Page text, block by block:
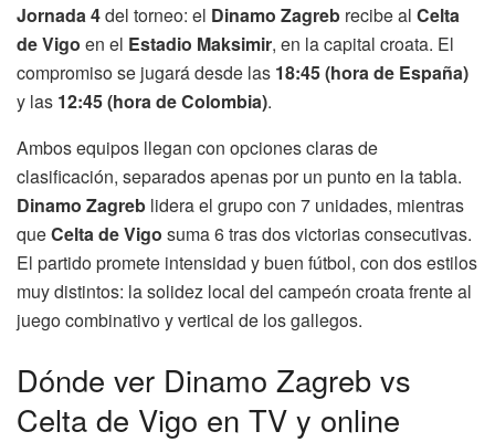
Jornada 4del torneo: el Dinamo Zagreb recibe al Celta
de Vigo en el Estadio Maksimir, en la capital croata. El
compromiso se jugará desde las 18:45 (hora de España)
y las 12:45 (hora de Colombia).
Ambos equipos llegan con opciones claras de
clasificación, separados apenas por un punto en la tabla.
Dinamo Zagreb lidera el grupo con 7 unidades, mientras
queCelta de Vigo suma 6 tras dos victorias consecutivas.
El partido promete intensidad y buen fútbol, con dos estilos
muy distintos: la solidez local del campeón croata frente al
juego combinativo y vertical de los gallegos.
Dónde ver Dinamo Zagreb vs
Celta de Vigo en TV y online